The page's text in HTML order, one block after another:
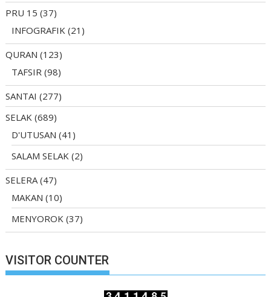
PRU 15 (37)
INFOGRAFIK (21)
QURAN (123)
TAFSIR (98)
SANTAI (277)
SELAK (689)
D'UTUSAN (41)
SALAM SELAK (2)
SELERA (47)
MAKAN (10)
MENYOROK (37)
VISITOR COUNTER